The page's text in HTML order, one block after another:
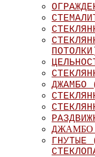
ДЖАМБО
ДЖАМБО
ГНУТЫЕ